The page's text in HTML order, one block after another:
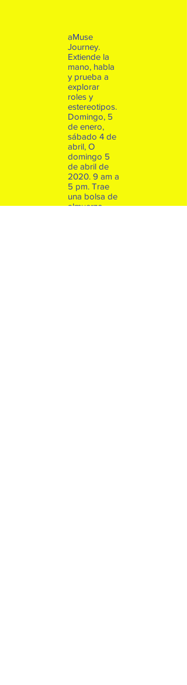
aMuse
Journey.
Extiende la
mano, habla
y prueba a
explorar
roles y
estereotipos.
Domingo, 5
de enero,
sábado 4 de
abril, O
domingo 5
de abril de
2020. 9 am a
5 pm. Trae
una bolsa de
almuerzo.